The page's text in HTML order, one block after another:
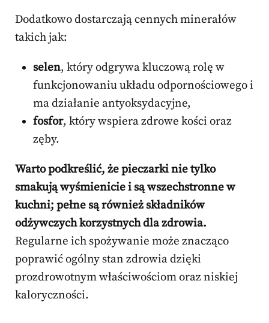
Dodatkowo dostarczają cennych minerałów
takich jak:
selen, który odgrywa kluczową rolę w
funkcjonowaniu układu odpornościowego i
ma działanie antyoksydacyjne,
fosfor, który wspiera zdrowe kości oraz
zęby.
Warto podkreślić, że pieczarki nie tylko
smakują wyśmienicie i są wszechstronne w
kuchni; pełne są również składników
odżywczych korzystnych dla zdrowia.
Regularne ich spożywanie może znacząco
poprawić ogólny stan zdrowia dzięki
prozdrowotnym właściwościom oraz niskiej
kaloryczności.